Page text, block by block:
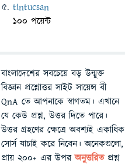
tintucsan
100 পয়েন্ট
বাংলাদেশের সবচেয়ে বড় উন্মুক্ত
বিজ্ঞান প্রশ্নোত্তর সাইট সায়েন্স বী
QnA তে আপনাকে স্বাগতম। এখানে
যে কেউ প্রশ্ন, উত্তর দিতে পারে।
উত্তর গ্রহণের ক্ষেত্রে অবশ্যই একাধিক
সোর্স যাচাই করে নিবেন। অনেকগুলো,
প্রায় ২০০+ এর উপরঅনুত্তরিতপ্রশ্ন